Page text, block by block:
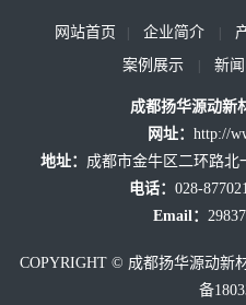
网站首页 | 企业简介 |
案例展示 | 新
成都扬华源动新
网址： http://
地址： 成都市金牛区二环路北
电话： 028-
Email：
COPYRIGHT © 成都扬华源动新
备